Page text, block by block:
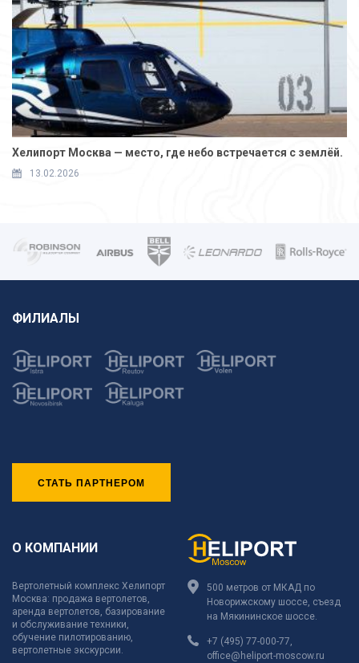
Хелипорт Москва — место, где небо встречается с землёй.
13.02.2026
ФИЛИАЛЫ
СТАТЬ ПАРТНЕРОМ
О КОМПАНИИ
Вертолетный комплекс Хелипорт
Москва: продажа вертолетов,
аренда вертолетов, базирование
и обслуживание техники,
обучение пилотированию,
вертолетные экскурсии.
500 метров от МКАД по
Новорижскому шоссе, съезд
на Мякининское шоссе.
+7 (495) 77-000-77
office@heliport-moscow.ru